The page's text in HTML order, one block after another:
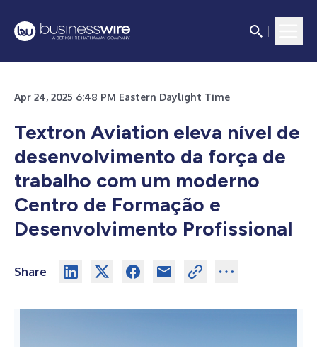
Apr 24, 2025 6:48 PM Eastern Daylight Time
Textron Aviation eleva nível de
desenvolvimento da força de
trabalho com um moderno
Centro de Formação e
Desenvolvimento Profissional
Share